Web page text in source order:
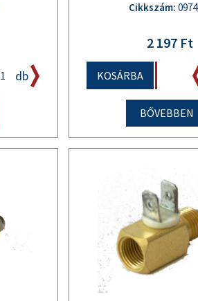
db
Cikkszám:
2 197 Ft
KOSÁRBA
BŐVEBBEN